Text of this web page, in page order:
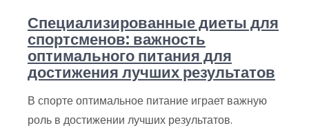
Специализированные диеты для
спортсменов: важность
оптимального питания для
достижения лучших результатов
В спорте оптимальное питание играет важную
роль в достижении лучших результатов.